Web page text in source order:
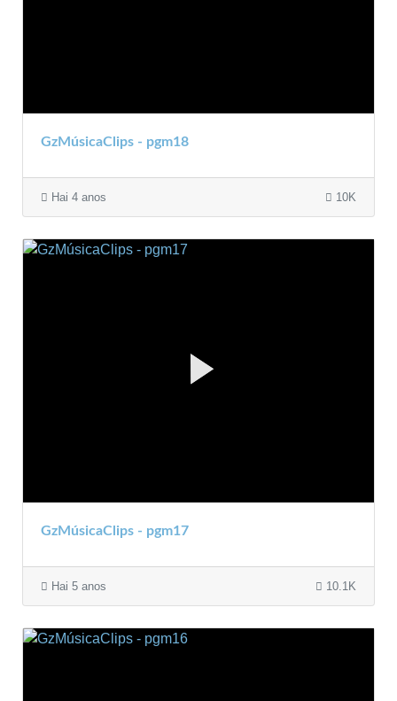
GzMúsicaClips - pgm18
Hai 4 anos 10K
GzMúsicaClips - pgm17
Hai 5 anos 10.1K